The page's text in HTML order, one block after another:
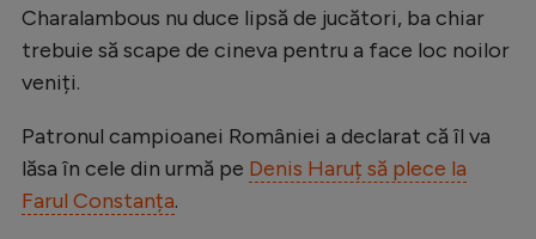
Stranieri
Clasamente
Tenis
Charalambous nu duce lipsă de jucători, ba chiar
trebuie să scape de cineva pentru a face loc noilor
veniți.
Patronul campioanei României a declarat că îl va
lăsa în cele din urmă pe Denis Haruț să plece la
Farul Constanța.